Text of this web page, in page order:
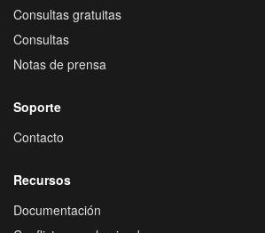
Consultas gratuitas
Consultas
Notas de prensa
Soporte
Contacto
Recursos
Documentación